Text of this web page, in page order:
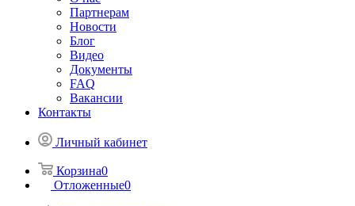
Партнерам
Новости
Блог
Видео
Документы
FAQ
Вакансии
Контакты
Личный кабинет
Корзина0
Отложенные0